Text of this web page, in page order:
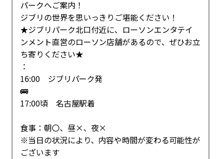
パークへご案内！
ジブリの世界を思いっきりご堪能ください！
★ジブリパーク北口付近に、ローソンエンタテイ
ンメント直営のローソン店舗があるので、ぜひお立
ち寄りください★
：
16:00 ジブリパーク発
🚌
17:00頃 名古屋駅着
食事：朝〇、昼×、夜×
※当日の状況により、内容や時間が変わる可能性が
ございます